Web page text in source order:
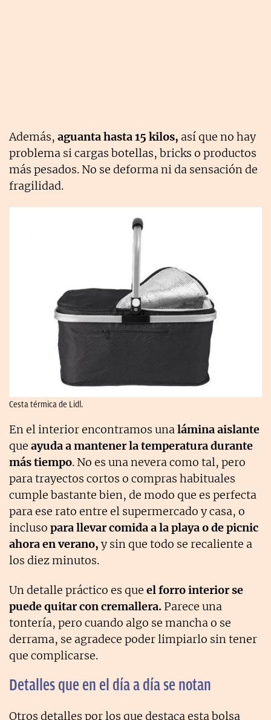
Además, aguanta hasta 15 kilos, así que no hay
problema si cargas botellas, bricks o productos
más pesados. No se deforma ni da sensación de
fragilidad.
Cesta térmica de Lidl.
En el interior encontramos unalámina aislante
que ayuda a mantener la temperatura durante
más tiempo. No es una nevera como tal, pero
para trayectos cortos o compras habituales
cumple bastante bien, de modo que es perfecta
para ese rato entre el supermercado y casa, o
incluso para llevar comida a la playa o de picnic
ahora en verano, y sin que todo se recaliente a
los diez minutos.
Un detalle práctico es que el forro interior se
puede quitar con cremallera. Parece una
tontería, pero cuando algo se mancha o se
derrama, se agradece poder limpiarlo sin tener
que complicarse.
Detalles que en el día a día se notan
Otros detalles por los que destaca esta bolsa